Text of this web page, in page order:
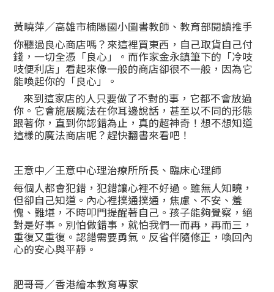
黃曉萍／高雄市楠陽國小圖書教師、教育部閱讀推手
你聽過良心商店嗎？來這裡買東西，自己取貨自己付
錢，一切全憑「良心」。而作家金永鎮筆下的「冷吱
吱便利店」看起來像一般的商店卻很不一般，因為它
能喚起你的「良心」。
來到這家店的人只要做了不對的事，它都不會放過
你。它會施展魔法在你耳邊說話，甚至以不同的形態
跟著你，直到你認錯為止，真的超神奇！想不想知道
這樣的魔法商店呢？趕快翻書來看吧！
王意中／王意中心理治療所所長、臨床心理師
每個人都會犯錯，犯錯讓心裡不好過。雖無人知曉，
但卻自己知道。內心裡撲通撲通，焦慮、不安、羞
愧、難堪，不時叩門提醒著自己。孩子能夠覺察，絕
對是好事。別怕做錯事，就怕我們一而再，再而三，
重復又重復。認錯需要勇氣。反省伴隨修正，喚回內
心的安心與平靜。
肥哥哥／香港繪本教育專家